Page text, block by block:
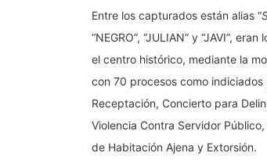
Entre los capturados están alias “
“NEGRO”, “JULIAN” y “JAVI”,
el centro histórico, mediante la
con 70 procesos como
Receptación, Concierto para
Violencia Contra Servidor
de Habitación Ajena y Extorsión.